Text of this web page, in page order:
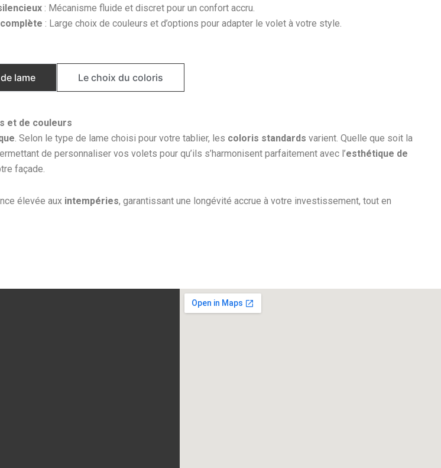
: Mécanisme fluide et discret pour un confort accru.
: Large choix de couleurs et d’options pour adapter le volet à votre style.
lame​ Le choix du coloris
et de couleurs
. Selon le type de lame choisi pour votre tablier, les coloris standards varient. Quelle que soit la
de personnaliser vos volets pour qu’ils s’harmonisent parfaitement avec l’esthétique de
façade.
élevée aux intempéries, garantissant une longévité accrue à votre investissement, tout en